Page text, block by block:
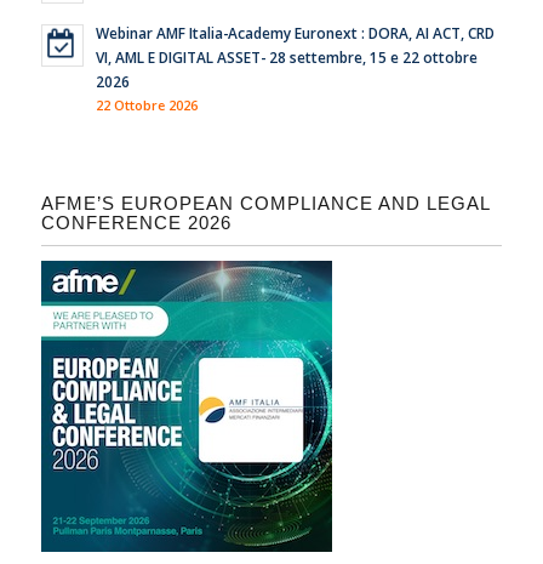
Webinar AMF Italia-Academy Euronext : DORA, AI ACT, CRD
VI, AML E DIGITAL ASSET- 28 settembre, 15 e 22 ottobre
2026
22 Ottobre 2026
AFME’S EUROPEAN COMPLIANCE AND LEGAL
CONFERENCE 2026